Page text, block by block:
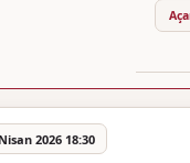
2026 18:30